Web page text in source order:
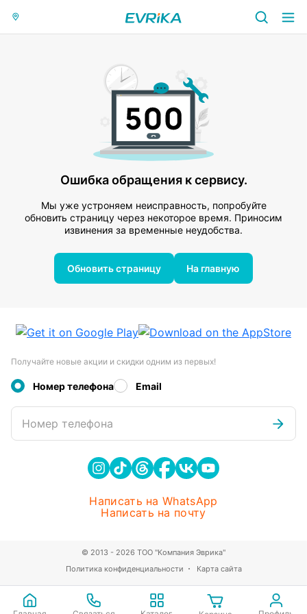
Ошибка обращения к сервису.
Мы уже устроняем неисправность, попробуйте
обновить страницу через некоторое время. Приносим
извинения за временные неудобства.
Обновить страницу На главную
Получайте новые акции и скидки одним из первых!
Номер телефона Email
Номер телефона
Написать на WhatsApp
Написать на почту
Политика конфиденциальности Карта сайта
© 2013 - 2026 ТОО "Компания Эврика"